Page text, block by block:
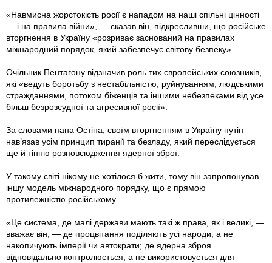
«Навмисна жорстокість росії є нападом на наші спільні цінності
— і на правила війни», — сказав він, підкресливши, що російське
вторгнення в Україну «розриває заснований на правилах
міжнародний порядок, який забезпечує світову безпеку».
Очільник Пентагону відзначив роль тих європейських союзників,
які «ведуть боротьбу з нестабільністю, руйнуванням, людськими
стражданнями, потоком біженців та іншими небезпеками від усе
більш безрозсудної та агресивної росії».
За словами пана Остіна, своїм вторгненням в Україну путін
нав’язав усім принцип тиранії та безладу, який переслідується
ще й тінню розповсю­дження ядерної зброї.
У такому світі нікому не хотілося б жити, тому він запропонував
іншу модель міжнародного порядку, що є прямою
протилежністю російському.
«Це система, де малі держави мають такі ж права, як і великі, —
вважає він, — де процвітання поділяють усі народи, а не
накопичують імперії чи автократи; де ядерна зброя
відповідально контролюється, а не використовується для